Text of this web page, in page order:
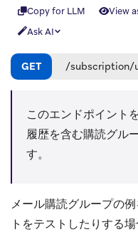
Copy for LLM View
Ask AI
GET /subscription/
このエンドポイント
履歴を含む購読グル
す。
メール購読グループの
トをテストしたりする